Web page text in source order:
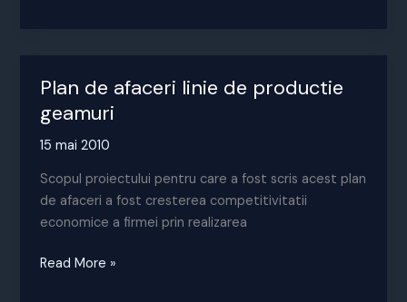
date
Plan de afaceri linie de productie
geamuri
15 mai 2010
Scopul proiectului pentru care a fost scris acest plan
de afaceri a fost cresterea competitivitatii
economice a firmei prin realizarea
Plan
Read More »